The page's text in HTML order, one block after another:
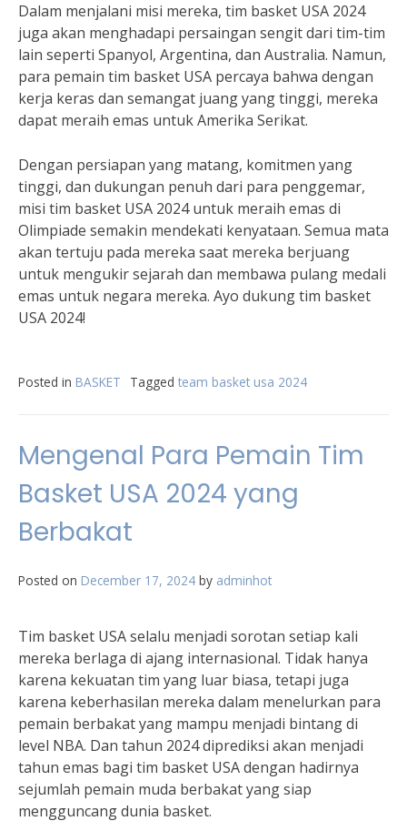
Dalam menjalani misi mereka, tim basket USA 2024
juga akan menghadapi persaingan sengit dari tim-tim
lain seperti Spanyol, Argentina, dan Australia. Namun,
para pemain tim basket USA percaya bahwa dengan
kerja keras dan semangat juang yang tinggi, mereka
dapat meraih emas untuk Amerika Serikat.
Dengan persiapan yang matang, komitmen yang
tinggi, dan dukungan penuh dari para penggemar,
misi tim basket USA 2024 untuk meraih emas di
Olimpiade semakin mendekati kenyataan. Semua mata
akan tertuju pada mereka saat mereka berjuang
untuk mengukir sejarah dan membawa pulang medali
emas untuk negara mereka. Ayo dukung tim basket
USA 2024!
Posted in BASKET Tagged team basket usa 2024
Mengenal Para Pemain Tim
Basket USA 2024 yang
Berbakat
Posted on December 17, 2024 by adminhot
Tim basket USA selalu menjadi sorotan setiap kali
mereka berlaga di ajang internasional. Tidak hanya
karena kekuatan tim yang luar biasa, tetapi juga
karena keberhasilan mereka dalam menelurkan para
pemain berbakat yang mampu menjadi bintang di
level NBA. Dan tahun 2024 diprediksi akan menjadi
tahun emas bagi tim basket USA dengan hadirnya
sejumlah pemain muda berbakat yang siap
mengguncang dunia basket.